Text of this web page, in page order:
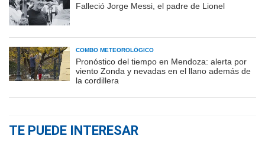
Falleció Jorge Messi, el padre de Lionel
COMBO METEOROLÓGICO
Pronóstico del tiempo en Mendoza: alerta por
viento Zonda y nevadas en el llano además de
la cordillera
TE PUEDE INTERESAR